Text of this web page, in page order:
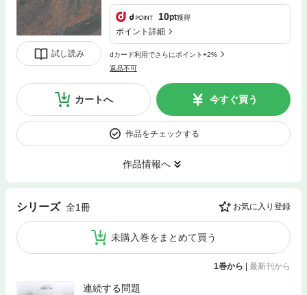
試し読み
10pt獲得
ポイント詳細
dカード利用でさらにポイント+2%
返品不可
カートへ 今すぐ買う
作品をチェックする
作品情報へ
シリーズ 全1冊 お気に入り登録
未購入巻をまとめて買う
1巻から 最新刊から
連続する問題